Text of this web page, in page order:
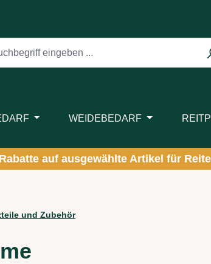
WEIDEBEDARF
auf ausgewählte Artikel für
und Zubehör